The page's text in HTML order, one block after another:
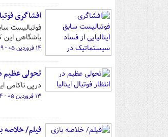
افشاگری
باشگاهی
۱۴ فروردین ۰۵ - ۰۹:۲۹
تحولی عظیم
درپی ناکامی ایتالیا برای رسیدن
۱۳ فروردین ۰۵ - ۱۶:۳۴
فیلم/ خلاصه بازی بوسنی ۱ (۴) - ایتالیا